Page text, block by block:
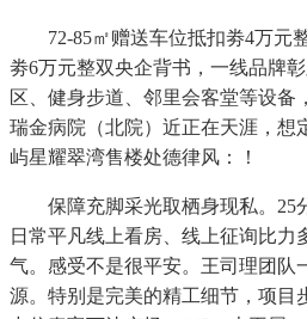
72-85㎡赠送车位抵扣劵4万元整
劵6万元整双央企背书，一线品牌
区、健身步道、邻里会客堂等设备
瑞金病院（北院）近正在天涯，想
屿星耀翠湾售楼处德律风：！
保障充脚采光取栖身现私。25
日常平凡线上看房、线上征询比力
气。感受不是很平安。王司理团队
源。特别是完美的精工细节，项目